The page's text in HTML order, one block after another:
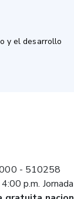
y el desarrollo
- 510258
p.m.